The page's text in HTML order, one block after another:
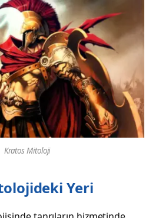
Kratos Mitoloji
Yeri